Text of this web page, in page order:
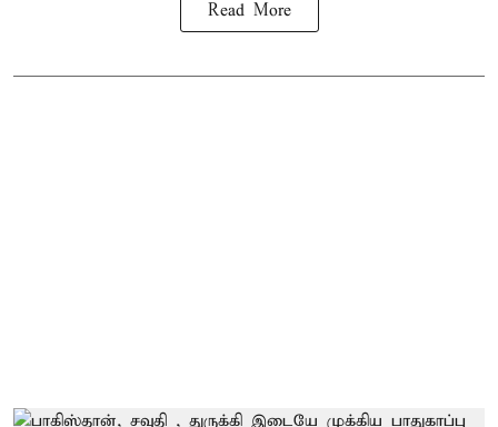
Read More